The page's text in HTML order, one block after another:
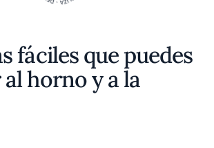
fáciles que puedes
horno y a la